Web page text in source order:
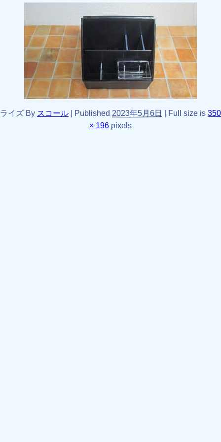
ライズ By スコール Published 2023年5月6日 Full size is 350
× 196 pixels